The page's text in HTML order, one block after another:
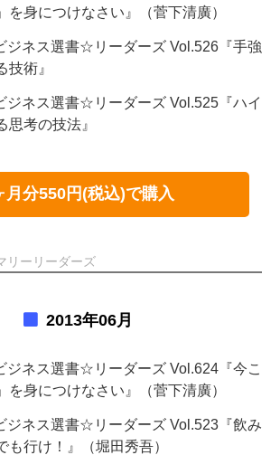
を身につけなさい』（菅下清廣）
ジネス選書☆リーダーズ Vol.526『手強
技術』
ジネス選書☆リーダーズ Vol.525『ハイ
思考の技法』
月分550円(税込)で購入
リーリーダーズ
2013年06月
ジネス選書☆リーダーズ Vol.624『今こ
を身につけなさい』（菅下清廣）
ジネス選書☆リーダーズ Vol.523『飲み
も行け！』（堀田秀吾）